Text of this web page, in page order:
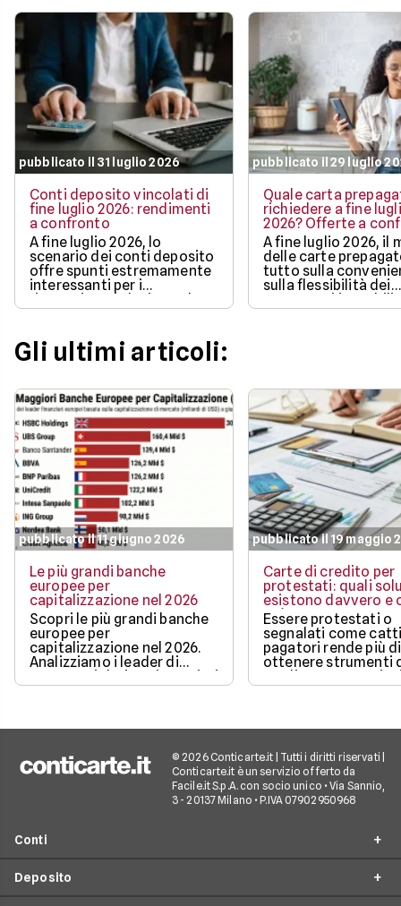
pubblicato il 31 luglio 2026
Conti deposito vincolati di
fine luglio 2026: rendimenti
a confronto
A fine luglio 2026, lo
scenario dei conti deposito
offre spunti estremamente
interessanti per i
risparmiatori che intendono
proteggere l'efficacia dei
pubblicato il 29 luglio
Quale carta
richiedere a fine
2026? Offerte a
A fine luglio 2026, il
delle carte
tutto sulla
sulla flessibilità dei
pagamenti in
bonus di benvenuto
Gli ultimi articoli:
pubblicato il 11 giugno 2026
Le più grandi banche
europee per
capitalizzazione nel 2026
Scopri le più grandi banche
europee per
capitalizzazione nel 2026.
Analizziamo i leader di
mercato, i dati aggiornati e i
fattori chiave che guidano il
pubblicato il 19 maggio
Carte di credito per
protestati: quali
esistono davvero e
può ottenere
Essere protestati o
segnalati come
pagatori rende più
ottenere strumenti
credito, ma non
restare
© 2026 Conticarte.it | Tutti i diritti riservati |
Conticarte.it è un servizio offerto da
Facile.it S.p.A. con socio unico • Via Sannio,
3 - 20137 Milano • P.IVA 07902950968
Conti
Conto corrente
Deposito